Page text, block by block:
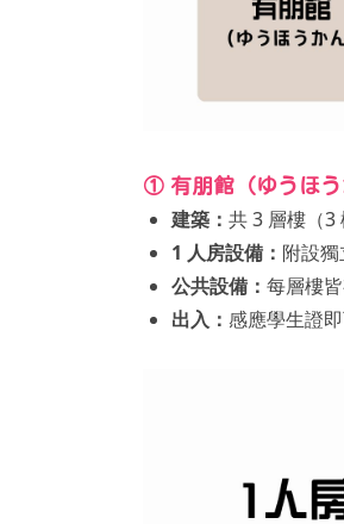
① 有朋館（ゆうほう
建築： 共 3 層樓（3
1 人房設備： 附設
公共設備： 每層樓
出入： 感應學生證